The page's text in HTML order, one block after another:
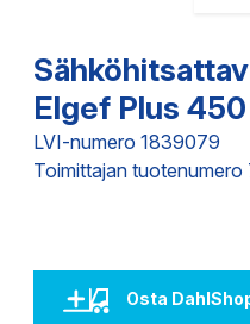
Elgef Plus 450
LVI-numero 1839079
Toimittajan
Osta